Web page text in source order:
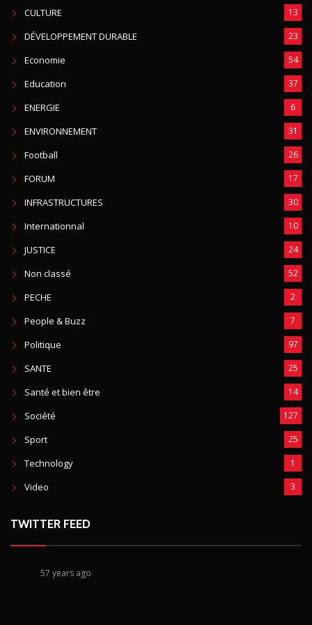
CULTURE 13
DÉVELOPPEMENT DURABLE 23
Economie 54
Education 37
ENERGIE 6
ENVIRONNEMENT 31
Football 26
FORUM 17
INFRASTRUCTURES 30
Internationnal 10
JUSTICE 24
Non classé 52
PECHE 2
People & Buzz 7
Politique 97
SANTE 25
Santé et bien être 14
Société 127
Sport 25
Technology 1
Video 3
TWITTER FEED
57 years ago